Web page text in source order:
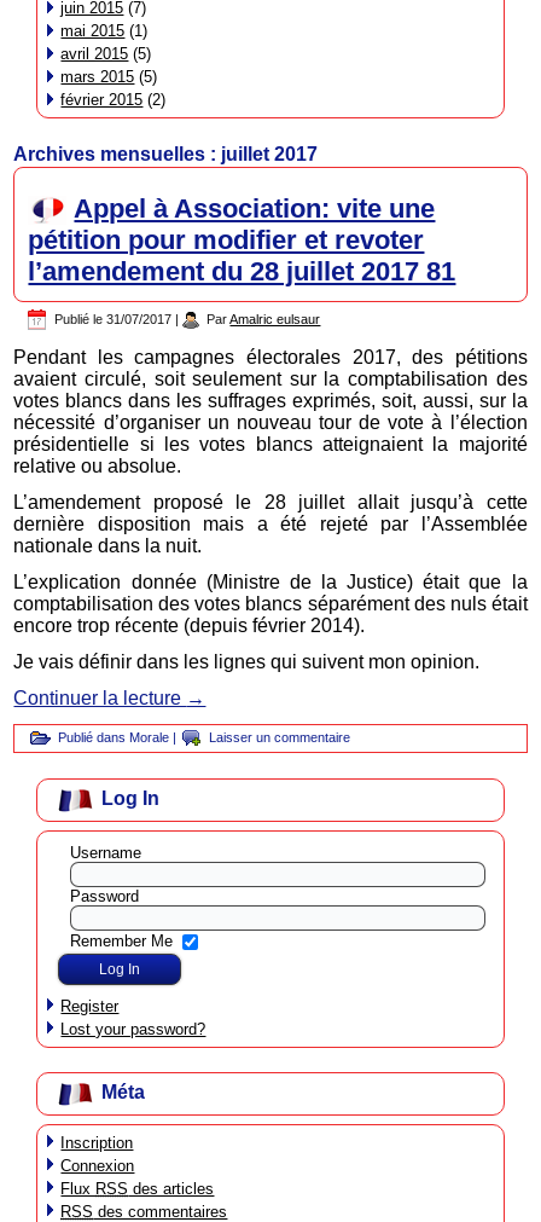
juin 2015 (7)
mai 2015 (1)
avril 2015 (5)
mars 2015 (5)
février 2015 (2)
Archives mensuelles : juillet 2017
Appel à Association: vite une
pétition pour modifier et revoter
l’amendement du 28 juillet 2017 81
Publié le 31/07/2017 | Par Amalric eulsaur
Pendant les campagnes électorales 2017, des pétitions
avaient circulé, soit seulement sur la comptabilisation des
votes blancs dans les suffrages exprimés, soit, aussi, sur la
nécessité d’organiser un nouveau tour de vote à l’élection
présidentielle si les votes blancs atteignaient la majorité
relative ou absolue.
L’amendement proposé le 28 juillet allait jusqu’à cette
dernière disposition mais a été rejeté par l’Assemblée
nationale dans la nuit.
L’explication donnée (Ministre de la Justice) était que la
comptabilisation des votes blancs séparément des nuls était
encore trop récente (depuis février 2014).
Je vais définir dans les lignes qui suivent mon opinion.
Continuer la lecture →
Publié dans Morale | Laisser un commentaire
Log In
Username
Password
Remember Me
Register
Lost your password?
Méta
Inscription
Connexion
Flux RSS des articles
RSS des commentaires